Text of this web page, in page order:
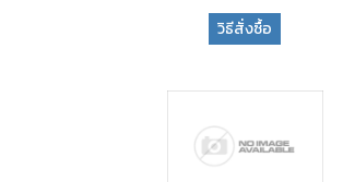
วิธีสั่งซื้อ